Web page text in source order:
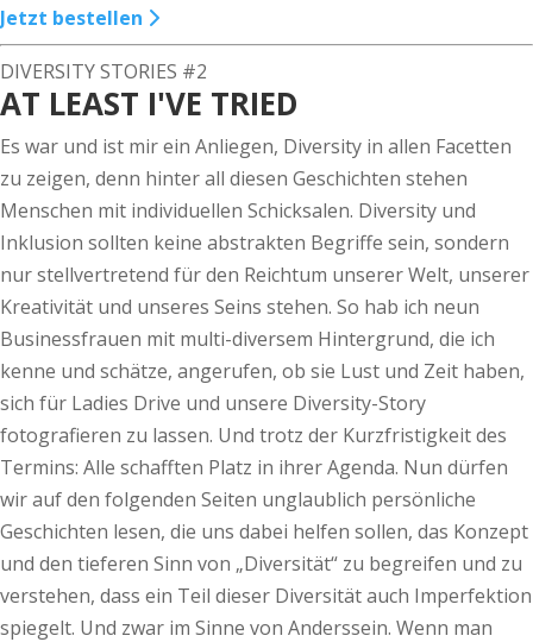
Jetzt bestellen
DIVERSITY STORIES #2
AT LEAST I'VE TRIED
Es war und ist mir ein Anliegen, Diversity in allen Facetten
zu zeigen, denn hinter all diesen Geschichten stehen
Menschen mit individuellen Schicksalen. Diversity und
Inklusion sollten keine abstrakten Begriffe sein, sondern
nur stellvertretend für den Reichtum unserer Welt, unserer
Kreativität und unseres Seins stehen. So hab ich neun
Businessfrauen mit multi-diversem Hintergrund, die ich
kenne und schätze, angerufen, ob sie Lust und Zeit haben,
sich für Ladies Drive und unsere Diversity-Story
fotografieren zu lassen. Und trotz der Kurzfristigkeit des
Termins: Alle schafften Platz in ihrer Agenda. Nun dürfen
wir auf den folgenden Seiten unglaublich persönliche
Geschichten lesen, die uns dabei helfen sollen, das Konzept
und den tieferen Sinn von „Diversität“ zu begreifen und zu
verstehen, dass ein Teil dieser Diversität auch Imperfektion
spiegelt. Und zwar im Sinne von Anderssein. Wenn man